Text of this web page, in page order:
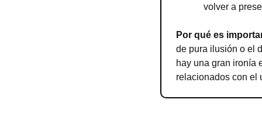
volver a
Por qué es
de pura ilusión o el
hay una gran ironía
relacionados con el